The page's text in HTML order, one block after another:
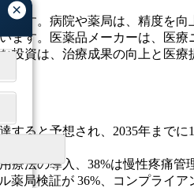
×
す。病院や薬局は、精度を
す。医薬品メーカーは、医療
資は、治療成果の向上と医療
すると予想され、2035年まで
療法の導入、38%は慢性疼痛管
局検証が 36%、コンプライア